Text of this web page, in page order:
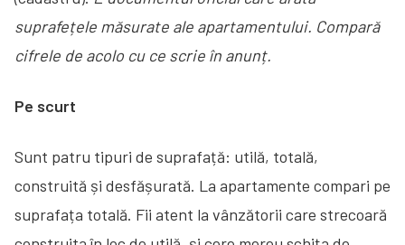
suprafețele măsurate ale apartamentului. Compară
cifrele de acolo cu ce scrie în anunț.
Pe scurt
Sunt patru tipuri de suprafață: utilă, totală,
construită și desfășurată. La apartamente compari pe
suprafața totală. Fii atent la vânzătorii care strecoară